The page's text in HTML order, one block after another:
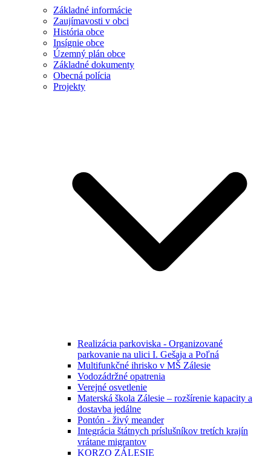
Základné informácie
Zaujímavosti v obci
História obce
Insígnie obce
Územný plán obce
Základné dokumenty
Obecná polícia
Projekty
Realizácia parkoviska - Organizované
parkovanie na ulici I. Gešaja a Poľná
Multifunkčné ihrisko v MŠ Zálesie
Vodozádržné opatrenia
Verejné osvetlenie
Materská škola Zálesie – rozšírenie kapacity a
dostavba jedálne
Pontón - živý meander
Integrácia štátnych príslušníkov tretích krajín
vrátane migrantov
KORZO ZÁLESIE